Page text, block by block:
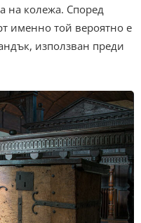
на колежа. Според
именно той вероятно е
използван преди